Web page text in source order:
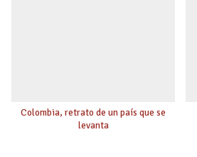
Colombia, retrato de un país que se
levanta